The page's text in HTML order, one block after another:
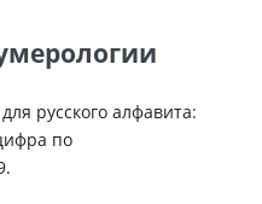
русского алфавита:
по